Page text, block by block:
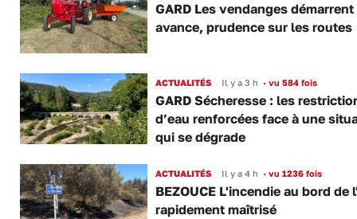
GARD Les vendanges démarrent
avance, prudence sur les routes
ACTUALITÉS Il y a 3 h •vu 584 fois
GARD Sécheresse : les
d’eau renforcées face à une
qui se dégrade
ACTUALITÉS Il y a 4 h •vu 1236 fois
BEZOUCE L'incendie au bord de
rapidement maîtrisé